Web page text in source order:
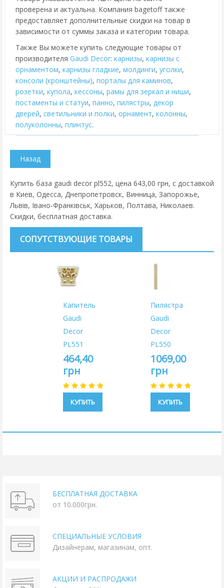
проверена и актуальна. Компания bagetoff также
предоставляет дополнительные скидки на товар в
зависимости от суммы заказа и категории товара.
Также Вы можете купить следующие товары от
производителя Gaudi Decor: карнизы, карнизы с
орнаментом, карнизы гладкие, молдинги, уголки,
консоли (кронштейны), порталы для каминов,
розетки, купола, кессоны, рамы для зеркал и ниши,
постаменты и статуи, панно, пилястры, декор
дверей, cветильники и полки, орнамент, колонны,
полуколонны, плинтус.
Купить база gaudi decor pl552, цена 643,00 грн, с доставкой
в Киев, Одесса, Днепропетровск, Винница, Запорожье,
Львів, Івано-Франківськ, Харьков, Полтава, Николаев.
Скидки, бесплатная доставка.
СОПУТСТВУЮЩИЕ ТОВАРЫ
Капитель
Gaudi
Decor
PL551
464,40
грн
КУПИТЬ
Пилястра
Gaudi
Decor
PL550
1069,00
грн
КУПИТЬ
БЕСПЛАТНАЯ ДОСТАВКА
от 10.000грн.
СПЕЦИАЛЬНЫЕ УСЛОВИЯ
Дизайнерам, магазинам, опт.
АКЦИИ И РАСПРОДАЖИ